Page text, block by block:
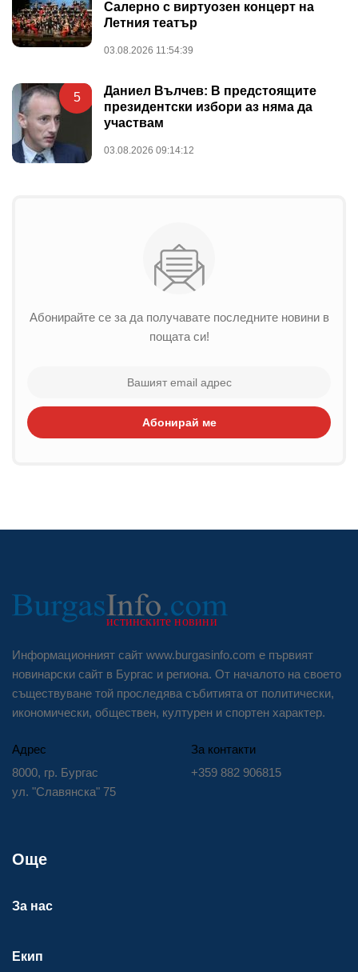
Салерно с виртуозен концерт на
Летния театър
03.08.2026 11:54:39
5
Даниел Вълчев: В предстоящите
президентски избори аз няма да
участвам
03.08.2026 09:14:12
Абонирайте се за да получавате последните новини в
пощата си!
Абонирай ме
Информационният сайт www.burgasinfo.com е първият
новинарски сайт в Бургас и региона. От началото на своето
съществуване той проследява събитията от политически,
икономически, обществен, културен и спортен характер.
Адрес
8000, гр. Бургас
ул. "Славянска" 75
За контакти
+359 882 906815
Още
За нас
Екип